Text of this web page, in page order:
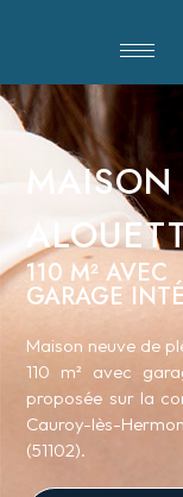
MAISON
110 M² AVEC
GARAGE
Maison neuve de
110 m² avec
proposée sur la
Cauroy-lès-
(51102).